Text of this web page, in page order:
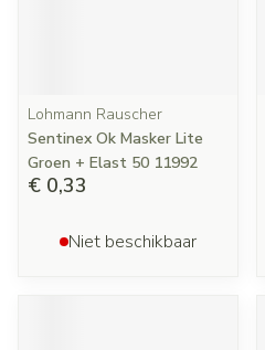
Lohmann Rauscher
Sentinex Ok Masker Lite
Groen + Elast 50 11992
€ 0,33
Niet beschikbaar